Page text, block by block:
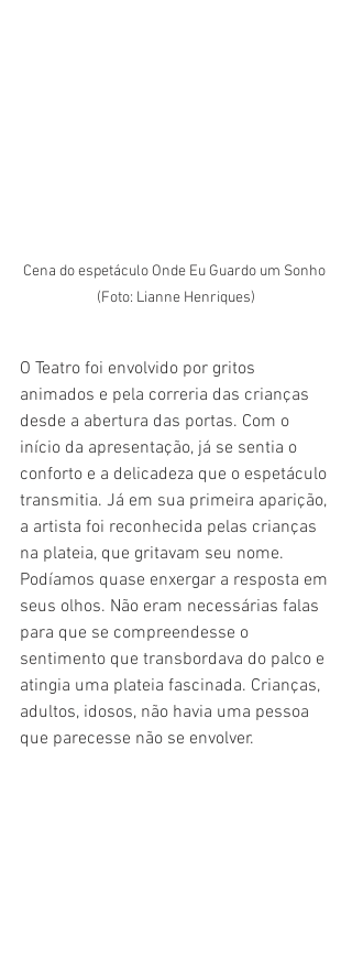
Cena do espetáculo Onde Eu Guardo um Sonho
(Foto: Lianne Henriques)
O Teatro foi envolvido por gritos
animados e pela correria das crianças
desde a abertura das portas. Com o
início da apresentação, já se sentia o
conforto e a delicadeza que o espetáculo
transmitia. Já em sua primeira aparição,
a artista foi reconhecida pelas crianças
na plateia, que gritavam seu nome.
Podíamos quase enxergar a resposta em
seus olhos. Não eram necessárias falas
para que se compreendesse o
sentimento que transbordava do palco e
atingia uma plateia fascinada. Crianças,
adultos, idosos, não havia uma pessoa
que parecesse não se envolver.